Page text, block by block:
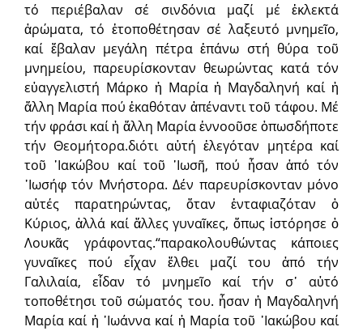
τό περιέβαλαν σέ σινδόνια μαζί μέ ἐκλεκτά
ἀρώματα, τό ἐτοποθέτησαν σέ λαξευτό μνημεῖο,
καί ἔβαλαν μεγάλη πέτρα ἐπάνω στή θύρα τοῦ
μνημείου, παρευρίσκονταν θεωρώντας κατά τόν
εὐαγγελιστή Μάρκο ἡ Μαρία ἡ Μαγδαληνή καί ἡ
ἄλλη Μαρία πού ἐκαθόταν ἀπέναντι τοῦ τάφου. Μέ
τήν φράσι καί ἡ ἄλλη Μαρία ἐννοοῦσε ὁπωσδήποτε
τήν Θεομήτορα.διότι αὐτή ἐλεγόταν μητέρα καί
τοῦ ᾿Ιακώβου καί τοῦ ᾿Ιωσῆ, πού ἦσαν ἀπό τόν
᾿Ιωσήφ τόν Μνήστορα. Δέν παρευρίσκονταν μόνο
αὐτές παρατηρώντας, ὅταν ἐνταφιαζόταν ὁ
Κύριος, ἀλλά καί ἄλλες γυναῖκες, ὅπως ἱστόρησε ὁ
Λουκᾶς γράφοντας.“παρακολουθώντας κάποιες
γυναῖκες πού εἶχαν ἔλθει μαζί του ἀπό τήν
Γαλιλαία, εἶδαν τό μνημεῖο καί τήν σ᾿ αὐτό
τοποθέτησι τοῦ σώματός του. ἦσαν ἡ Μαγδαληνή
Μαρία καί ἡ ᾿Ιωάννα καί ἡ Μαρία τοῦ ᾿Ιακώβου καί